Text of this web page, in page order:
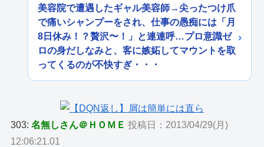
美容院で遭遇したギャル美容師→尖ったつけ爪
で痛いシャンプーをされ、仕事の愚痴には「月
8日休み！？贅沢〜！」と連連呼…プロ意識ゼ
ロの身だしなみと、客に嫉妬してマウントを取
ってくるのが不快すぎ・・・
303:名無しさん＠ＨＯＭＥ 投稿日：2013/04/29(月)
12:06:21.01